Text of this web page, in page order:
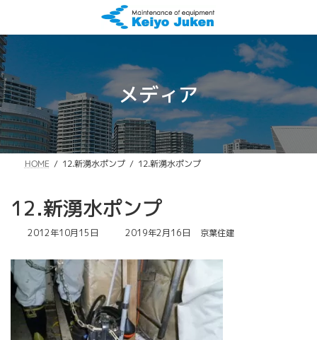
テ
ン
ツ
へ
ス
キ
ッ
プ
ゲ
ー
シ
ョ
ン
に
移
動
メディア
HOME 12.新湧水ポンプ 12.新湧水ポンプ
12.新湧水ポンプ
2012年10月15日
最
更
日
時
:
2019年2月16日 京葉住建